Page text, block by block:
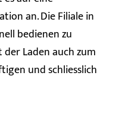
an. Die Filiale in
bedienen zu
der Laden auch zum
und schliesslich